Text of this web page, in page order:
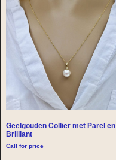
Geelgouden Collier met Parel en
Brilliant
Call for price